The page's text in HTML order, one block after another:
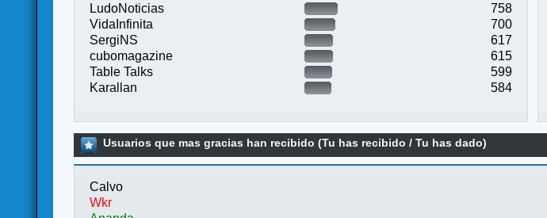
LudoNoticias
758
VidaInfinita
700
SergiNS
617
cubomagazine
615
Table Talks
599
Karallan
584
Usuarios que mas gracias han recibido (Tu has recibido / Tu has dado)
Calvo
Wkr